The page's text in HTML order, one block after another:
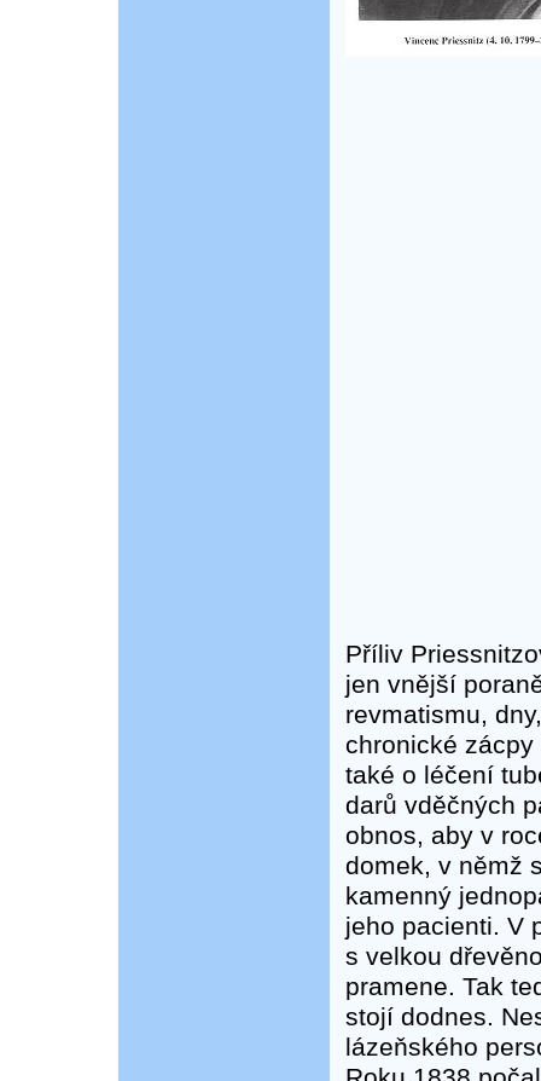
Příliv
jen vnější
revmatismu,
chronické
také o léčení
darů vděčných
obnos, aby v
domek, v němž
kamenný
jeho pacienti. V
s velkou
pramene. Tak
stojí dodnes.
lázeňského